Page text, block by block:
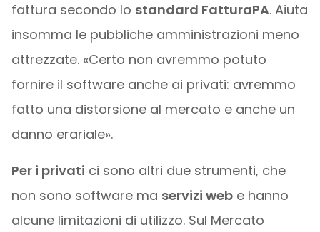
fattura secondo lo standard FatturaPA. Aiuta
insomma le pubbliche amministrazioni meno
attrezzate. «Certo non avremmo potuto
fornire il software anche ai privati: avremmo
fatto una distorsione al mercato e anche un
danno erariale».
Per i privati ci sono altri due strumenti, che
non sono software ma servizi webe hanno
alcune limitazioni di utilizzo. Sul Mercato